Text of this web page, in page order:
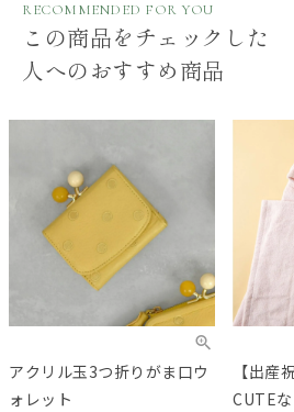
RECOMMENDED FOR YOU
この商品をチェックした
人へのおすすめ商品
アクリル玉3つ折りがま口ウ
ォレット
【出産
CUTE